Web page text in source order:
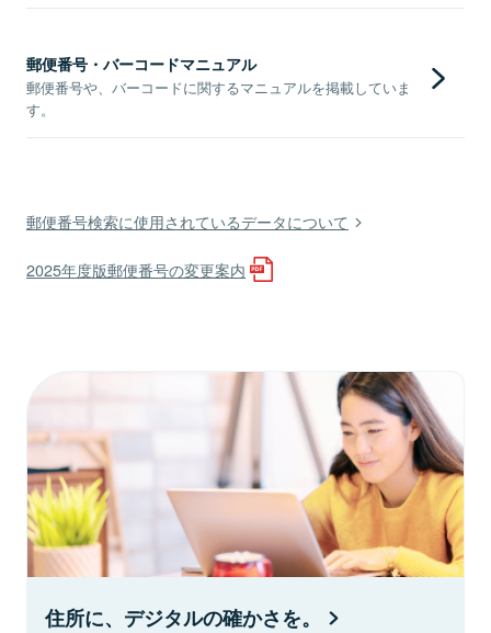
郵便番号・バーコードマニュアル
郵便番号や、バーコードに関するマニュアルを掲載していま
す。
郵便番号検索に使用されているデータについて
2025年度版郵便番号の変更案内
住所に、デジタルの確かさを。